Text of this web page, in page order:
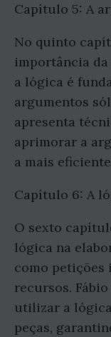
Capítulo 5: A
No quinto
importância
a lógica é
argumentos
apresenta
aprimorar a
a mais
Capítulo 6: A
O sexto
lógica na
como petições
recursos.
utilizar a
peças,